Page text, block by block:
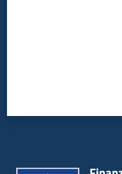
English